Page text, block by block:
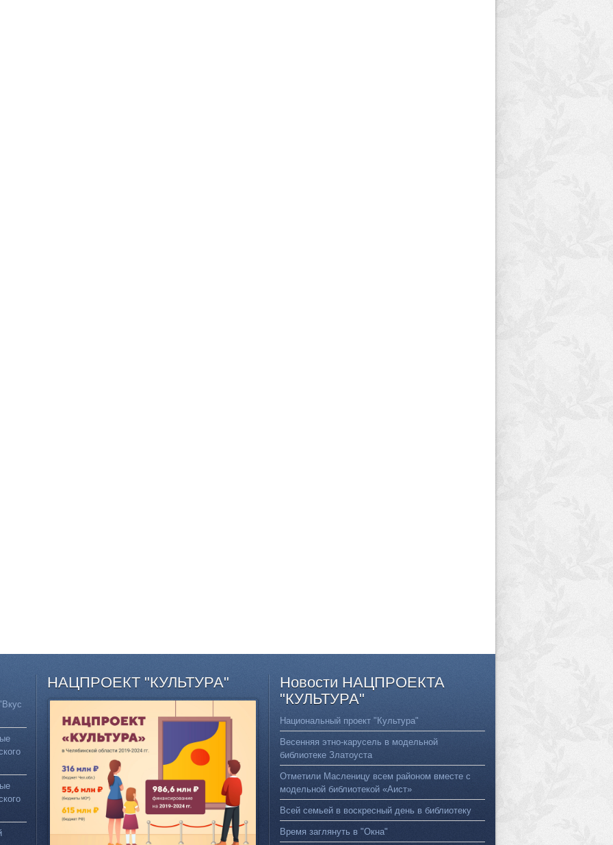
НАЦПРОЕКТ "КУЛЬТУРА" Новости НАЦПРОЕКТА
"КУЛЬТУРА"
Национальный проект "Культура"
Весенняя этно-карусель в модельной
библиотеке Златоуста
Отметили Масленицу всем районом вместе с
модельной библиотекой «Аист»
Всей семьей в воскресный день в библиотеку
Время заглянуть в "Окна"